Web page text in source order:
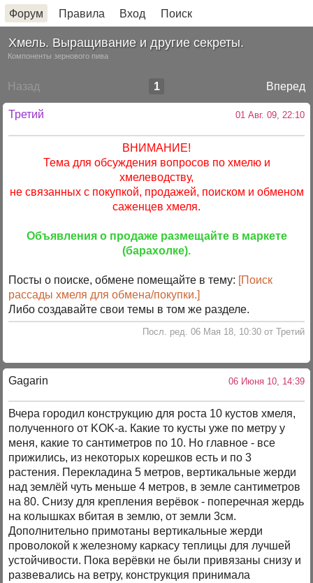
Форум Правила Вход Поиск
Хмель. Выращивание и другие секреты.
Компоненты зернового пива
Назад Вперед
1
Третий 01 Авг. 09, 22:10
ВНИМАНИЕ!
Тема для обсуждения вопросов по хмелю и
хмелеводству,
не связанных с покупкой, продажей, поиском и обменом
саженцев хмеля.
Объявления о продаже размещайте в маркете
(барахолке).
Посты о поиске, обмене помещайте в тему: [Поиск
рассады хмеля для обмена/покупки.]
Либо создавайте свои темы в том же разделе.
Посл. ред. 06 Мая 18, 10:30 от Третий
Gagarin 06 Июня 10, 14:39
Вчера городил конструкцию для роста 10 кустов хмеля,
полученного от KOK-а. Какие то кусты уже по метру у
меня, какие то сантиметров по 10. Но главное - все
прижились, из некоторых корешков есть и по 3
растения. Перекладина 5 метров, вертикальные жерди
над землёй чуть меньше 4 метров, в земле сантиметров
на 80. Снизу для крепления верёвок - поперечная жердь
на колышках вбитая в землю, от земли 3см.
Дополнительно примотаны вертикальные жерди
проволокой к железному каркасу теплицы для лучшей
устойчивости. Пока верёвки не были привязаны снизу и
развевались на ветру, конструкция принимала